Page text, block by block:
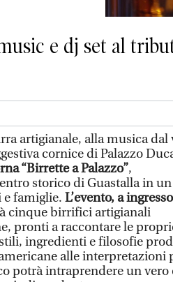
e dj set al
artigianale, alla musica dal
cornice di Palazzo
“Birrette a Palazzo”,
storico di Guastalla in
e famiglie. L’evento, a ingresso
cinque birrifici artigianali
pronti a raccontare le
ingredienti e filosofie
alle interpretazioni
potrà intraprendere un vero